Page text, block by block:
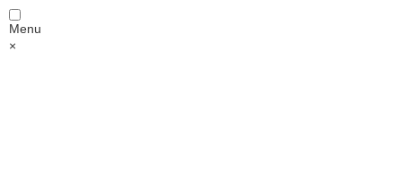
Menu
×